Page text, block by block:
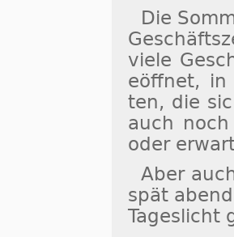
Die
vie­le
eöff­net, in
ten, die
auch
oder
Aber
spät
Ta­ges­licht